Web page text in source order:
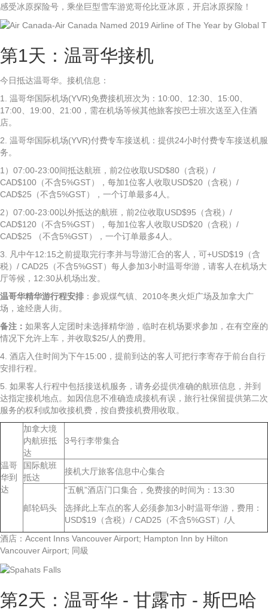
感受冰原探险号，乘坐巨型雪车游览哥伦比亚冰原，开启冰原探险！
第1天：温哥华接机
今日抵达温哥华。接机信息：
1. 温哥华国际机场(YVR)免费接机班次为：10:00、12:30、15:00、
17:00、19:00、21:00，需在机场等候其他旅客按巴士班次送至入住酒
店。
2. 温哥华国际机场(YVR)付费专车接送机：提供24小时付费专车接送机服
务。
1）07:00-23:00间抵达航班，前2位收取USD$80（含税）/
CAD$100（不含5%GST），每加1位客人收取USD$20（含税）/
CAD$25（不含5%GST），一个订单最多4人。
2）07:00-23:00以外抵达的航班，前2位收取USD$95（含税）/
CAD$120（不含5%GST），每加1位客人收取USD$20（含税）/
CAD$25 （不含5%GST），一个订单最多4人。
3. 凡中午12:15之前提取完行李并与导游汇合的客人，可+USD$19（含
税）/ CAD25（不含5%GST）每人参加3小时温哥华游，请客人在机场大
厅等候，12:30从机场出发。
温哥华精华游行程安排 ：参观煤气镇、2010冬奥火炬广场及加拿大广
场，途经唐人街。
备注： 如果客人定团时未选择精华游，临时在机场要求参加，在有空座的
情况下允许上车，并收取$25/人的费用。
4. 酒店入住时间为下午15:00，提前到达的客人可把行李寄存于前台自行
安排行程。
5. 如果客人行程中包括接送机服务，请务必提供准确的航班信息，并到
达指定接机地点。如因信息不准确造成接机有误，旅行社保留提供第二次
服务的权利或加收接机费，按自费接机费用收取。
温哥
华到
达
加拿大境
内航班抵
达
3号行李带集合
国际航班
抵达
接机大厅旅客信息中心集合
邮轮码头
“五帆”酒店门口集合，免费接的时间为：13:30
选择此上车点的客人必须参加3小时温哥华游，费用：
USD$19（含税）/ CAD25（不含5%GST）/人
酒店：Accent Inns Vancouver Airport; Hampton Inn by Hilton
Vancouver Airport; 同級
第2天：温哥华 - 甘露市 - 斯巴哈